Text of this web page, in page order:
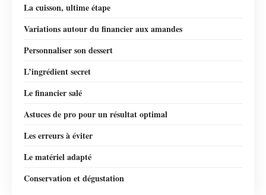
La cuisson, ultime étape
Variations autour du financier aux amandes
Personnaliser son dessert
L’ingrédient secret
Le financier salé
Astuces de pro pour un résultat optimal
Les erreurs à éviter
Le matériel adapté
Conservation et dégustation